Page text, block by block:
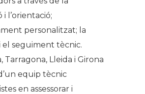
l’orientació;
personalitzat; la
el seguiment tècnic.
Tarragona, Lleida i Girona
equip tècnic
en assessorar i